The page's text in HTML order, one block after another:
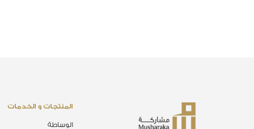
المنتجات و الخدمات
الوساطة